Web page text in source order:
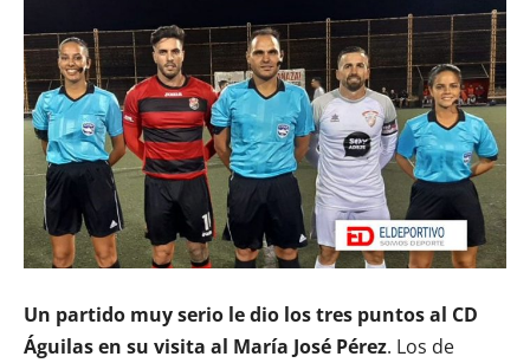
Un partido muy serio le dio los tres puntos al CD
Águilas en su visita al María José Pérez. Los de